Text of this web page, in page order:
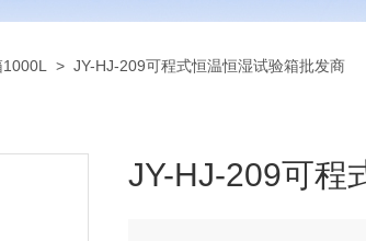
> JY-HJ-209可程式恒温恒湿试验箱批发商
JY-HJ-209可程